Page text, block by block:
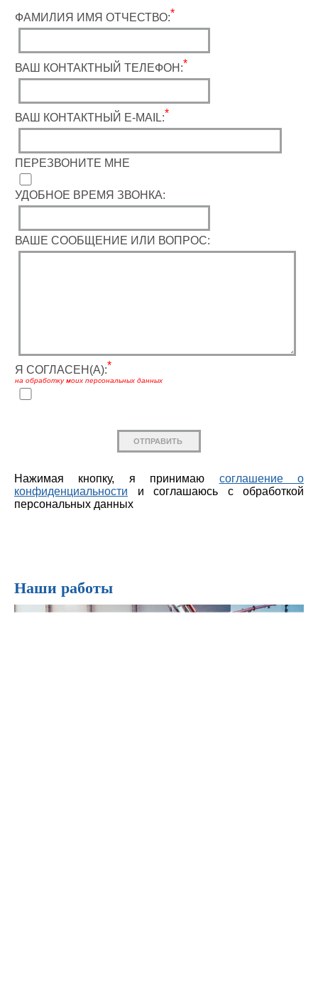
ФАМИЛИЯ ИМЯ ОТЧЕСТВО:*
ВАШ КОНТАКТНЫЙ ТЕЛЕФОН:*
ВАШ КОНТАКТНЫЙ E-MAIL:*
ПЕРЕЗВОНИТЕ МНЕ
УДОБНОЕ ВРЕМЯ ЗВОНКА:
ВАШЕ СООБЩЕНИЕ ИЛИ ВОПРОС:
Я СОГЛАCЕН(А):*
на обработку моих персональных данных
Нажимая кнопку, я принимаю соглашение о
конфиденциальности и соглашаюсь с обработкой
персональных данных
Наши работы